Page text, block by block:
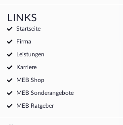
LINKS
Startseite
Firma
Leistungen
Karriere
MEB Shop
MEB Sonderangebote
MEB Ratgeber